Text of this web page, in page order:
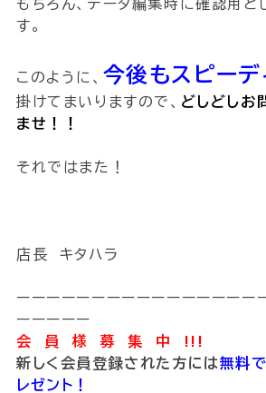
もちろん、データ編集時に確認用と
す。
このように、 今後もスピーデ
掛けてまいりますので、 どしどしお
ませ！！
それではまた！
店長 キタハラ
ーーーーーーーーーーーーーーーー
ーーーーー
会 員 様 募 集 中 !!!
新しく会員登録された方には無料
レゼント！